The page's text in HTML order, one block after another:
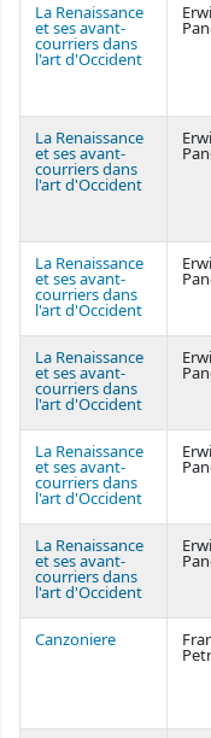
La Renaissance
et ses avant-
courriers dans
l'art d'Occident
La Renaissance
et ses avant-
courriers dans
l'art d'Occident
La Renaissance
et ses avant-
courriers dans
l'art d'Occident
La Renaissance
et ses avant-
courriers dans
l'art d'Occident
La Renaissance
et ses avant-
courriers dans
l'art d'Occident
La Renaissance
et ses avant-
courriers dans
l'art d'Occident
Canzoniere